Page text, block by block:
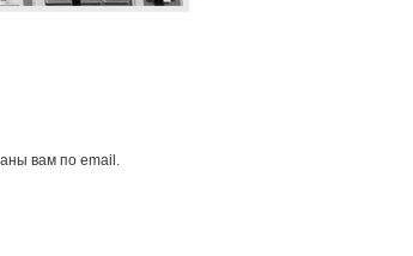
вам по email.